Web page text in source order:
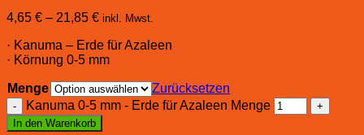
4,65 € – 21,85 € inkl. Mwst.
· Kanuma – Erde für Azaleen
· Körnung 0-5 mm
Menge
Zurücksetzen
Kanuma 0-5 mm - Erde für Azaleen Menge
In den Warenkorb